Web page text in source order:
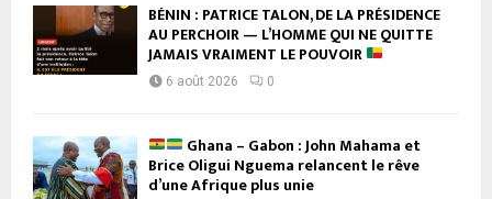
BÉNIN : PATRICE TALON, DE LA PRÉSIDENCE
AU PERCHOIR — L’HOMME QUI NE QUITTE
JAMAIS VRAIMENT LE POUVOIR
6 août 2026 0
Ghana – Gabon : John Mahama et
Brice Oligui Nguema relancent le rêve
d’une Afrique plus unie